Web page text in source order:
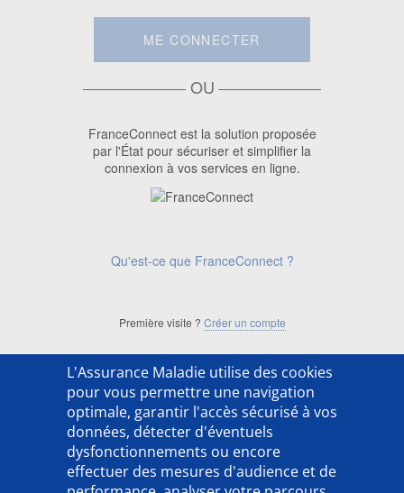
ME CONNECTER
L'Assurance Maladie utilise des cookies
pour vous permettre une navigation
optimale, garantir l'accès sécurisé à vos
données, détecter d'éventuels
dysfonctionnements ou encore
effectuer des mesures d'audience et de
OU
FranceConnect est la solution proposée
par l'État pour sécuriser et simplifier la
connexion à vos services en ligne.
Qu'est-ce que FranceConnect ?
Première visite ? Créer un compte
['ACSO254202LX']